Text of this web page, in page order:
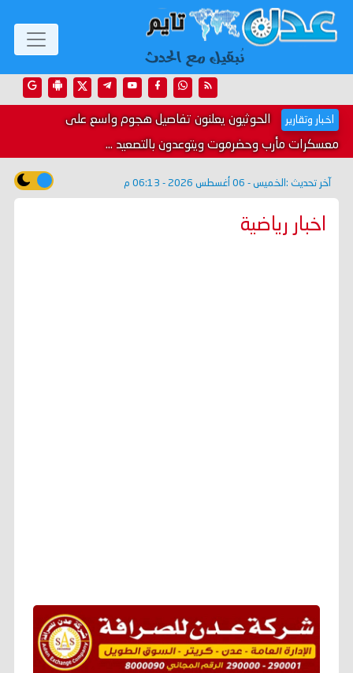
اخبار وتقارير الحوثيون يعلنون تفاصيل هجوم واسع على
معسكرات مأرب وحضرموت ويتوعدون بالتصعيد ...
آخر تحديث : الخميس - 06 أغسطس 2026 - 06:13 م
اخبار رياضية